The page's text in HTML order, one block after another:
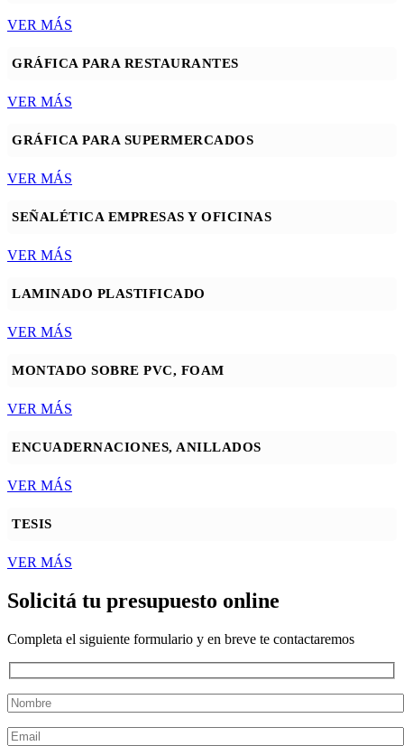
VER MÁS
GRÁFICA PARA RESTAURANTES
VER MÁS
GRÁFICA PARA SUPERMERCADOS
VER MÁS
SEÑALÉTICA EMPRESAS Y OFICINAS
VER MÁS
LAMINADO PLASTIFICADO
VER MÁS
MONTADO SOBRE PVC, FOAM
VER MÁS
ENCUADERNACIONES, ANILLADOS
VER MÁS
TESIS
VER MÁS
Solicitá tu presupuesto online
Completa el siguiente formulario y en breve te contactaremos